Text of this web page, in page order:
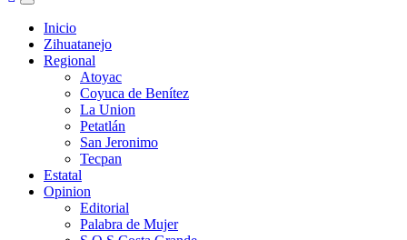
Primary
MenuInicio
Zihuatanejo
Regional
Atoyac
Coyuca de Benítez
La Union
Petatlán
San Jeronimo
Tecpan
Estatal
Opinion
Editorial
Palabra de Mujer